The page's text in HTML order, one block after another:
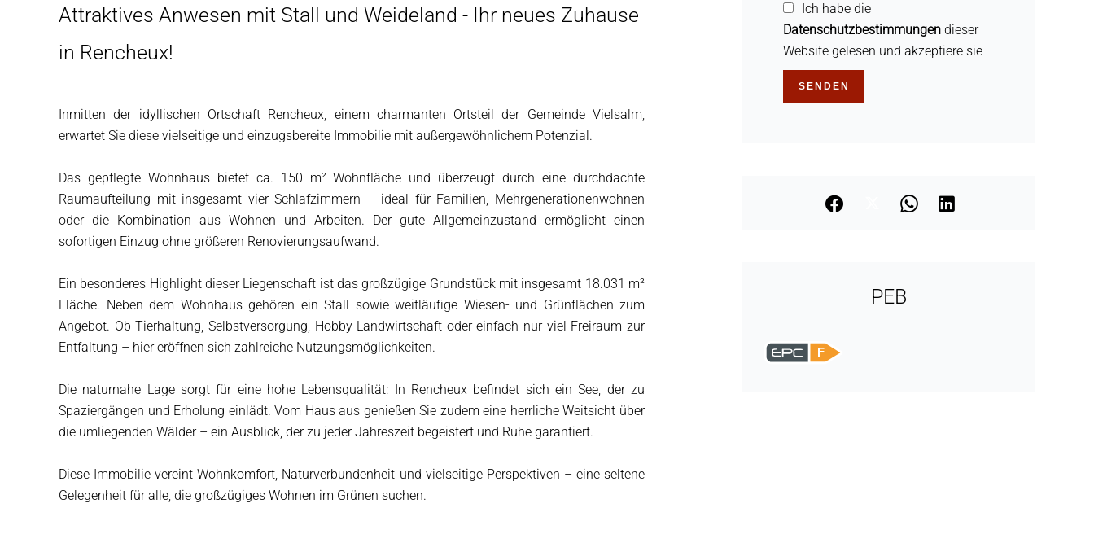
Attraktives Anwesen mit Stall und Weideland - Ihr neues Zuhause
in Rencheux!
Inmitten der idyllischen Ortschaft Rencheux, einem charmanten Ortsteil der Gemeinde Vielsalm,
erwartet Sie diese vielseitige und einzugsbereite Immobilie mit außergewöhnlichem Potenzial.
Das gepflegte Wohnhaus bietet ca. 150 m² Wohnfläche und überzeugt durch eine durchdachte
Raumaufteilung mit insgesamt vier Schlafzimmern – ideal für Familien, Mehrgenerationenwohnen
oder die Kombination aus Wohnen und Arbeiten. Der gute Allgemeinzustand ermöglicht einen
sofortigen Einzug ohne größeren Renovierungsaufwand.
Ein besonderes Highlight dieser Liegenschaft ist das großzügige Grundstück mit insgesamt 18.031 m²
Fläche. Neben dem Wohnhaus gehören ein Stall sowie weitläufige Wiesen- und Grünflächen zum
Angebot. Ob Tierhaltung, Selbstversorgung, Hobby-Landwirtschaft oder einfach nur viel Freiraum zur
Entfaltung – hier eröffnen sich zahlreiche Nutzungsmöglichkeiten.
Die naturnahe Lage sorgt für eine hohe Lebensqualität: In Rencheux befindet sich ein See, der zu
Spaziergängen und Erholung einlädt. Vom Haus aus genießen Sie zudem eine herrliche Weitsicht über
die umliegenden Wälder – ein Ausblick, der zu jeder Jahreszeit begeistert und Ruhe garantiert.
Diese Immobilie vereint Wohnkomfort, Naturverbundenheit und vielseitige Perspektiven – eine seltene
Gelegenheit für alle, die großzügiges Wohnen im Grünen suchen.
Ich habe die
Datenschutzbestimmungen dieser
Website gelesen und akzeptiere sie
SENDEN
PEB
F